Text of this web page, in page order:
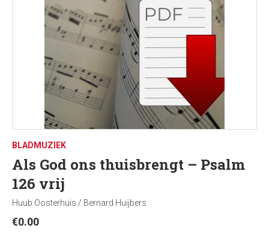
BLADMUZIEK
Als God ons thuisbrengt – Psalm
126 vrij
Huub Oosterhuis / Bernard Huijbers
€0.00